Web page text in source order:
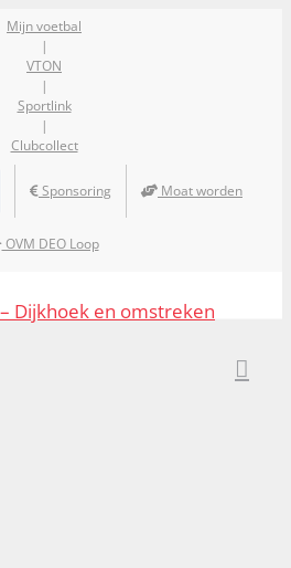
Mijn voetbal
|
VTON
|
Sportlink
|
Clubcollect
Sponsoring Moat worden
OVM DEO Loop